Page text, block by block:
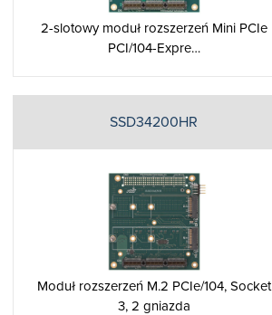
2-slotowy moduł rozszerzeń Mini PCIe
PCI/104-Expre…
SSD34200HR
Moduł rozszerzeń M.2 PCIe/104, Socket
3, 2 gniazda